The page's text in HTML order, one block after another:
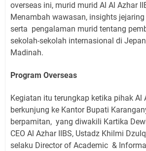
overseas ini, murid murid Al Al Azhar
Menambah wawasan, insights
serta pengalaman murid tentang
sekolah-sekolah internasional di
Madinah.
Program Overseas
Kegiatan itu terungkap ketika pihak Al
berkunjung ke Kantor Bupati
berpamitan, yang diwakili Kartika
CEO Al Azhar IIBS, Ustadz Khilmi
selaku Director of Academic &